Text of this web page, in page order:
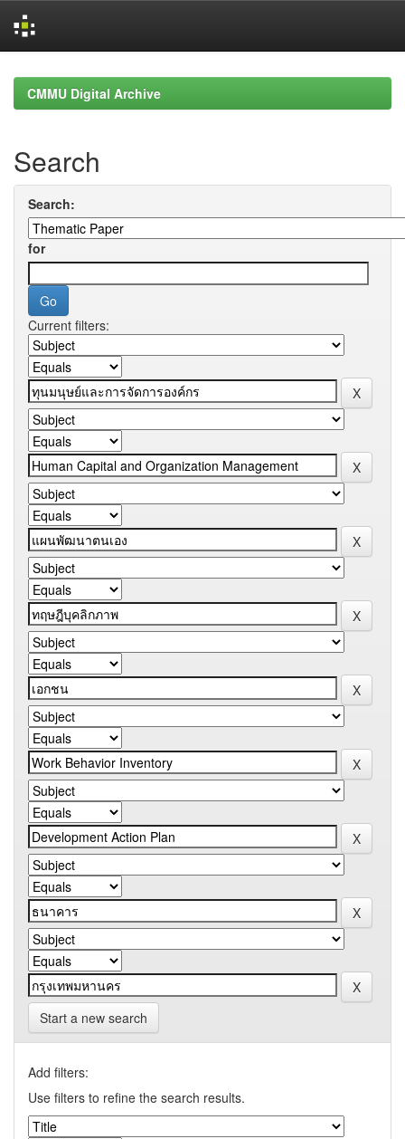
navigationCMMU Digital Archive
Search
Search:
for
Current filters:
Start a new search
Add filters:
Use filters to refine the search results.